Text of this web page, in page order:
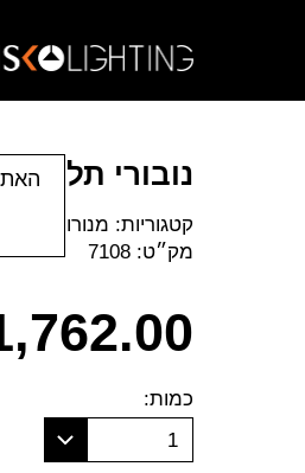
נובורי תליה 200/800
קטגוריות: מנורות תלייה
מק״ט:7108
כמות:
1